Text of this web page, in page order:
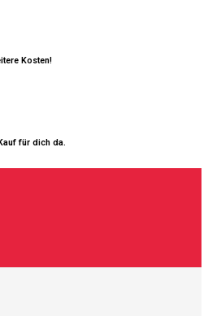
Kosten!
für dich da.